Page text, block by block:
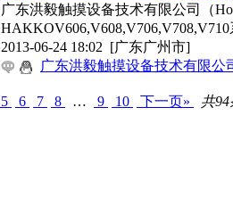
广东洪毅触摸设备技术有限公司（
2013-06-24 18:02 [广东广州市]
广东洪毅触摸设备技术有限公
5 6 7 8 … 9 10 下一页» 共